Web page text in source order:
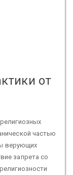
от
частью
верующих
запрета со